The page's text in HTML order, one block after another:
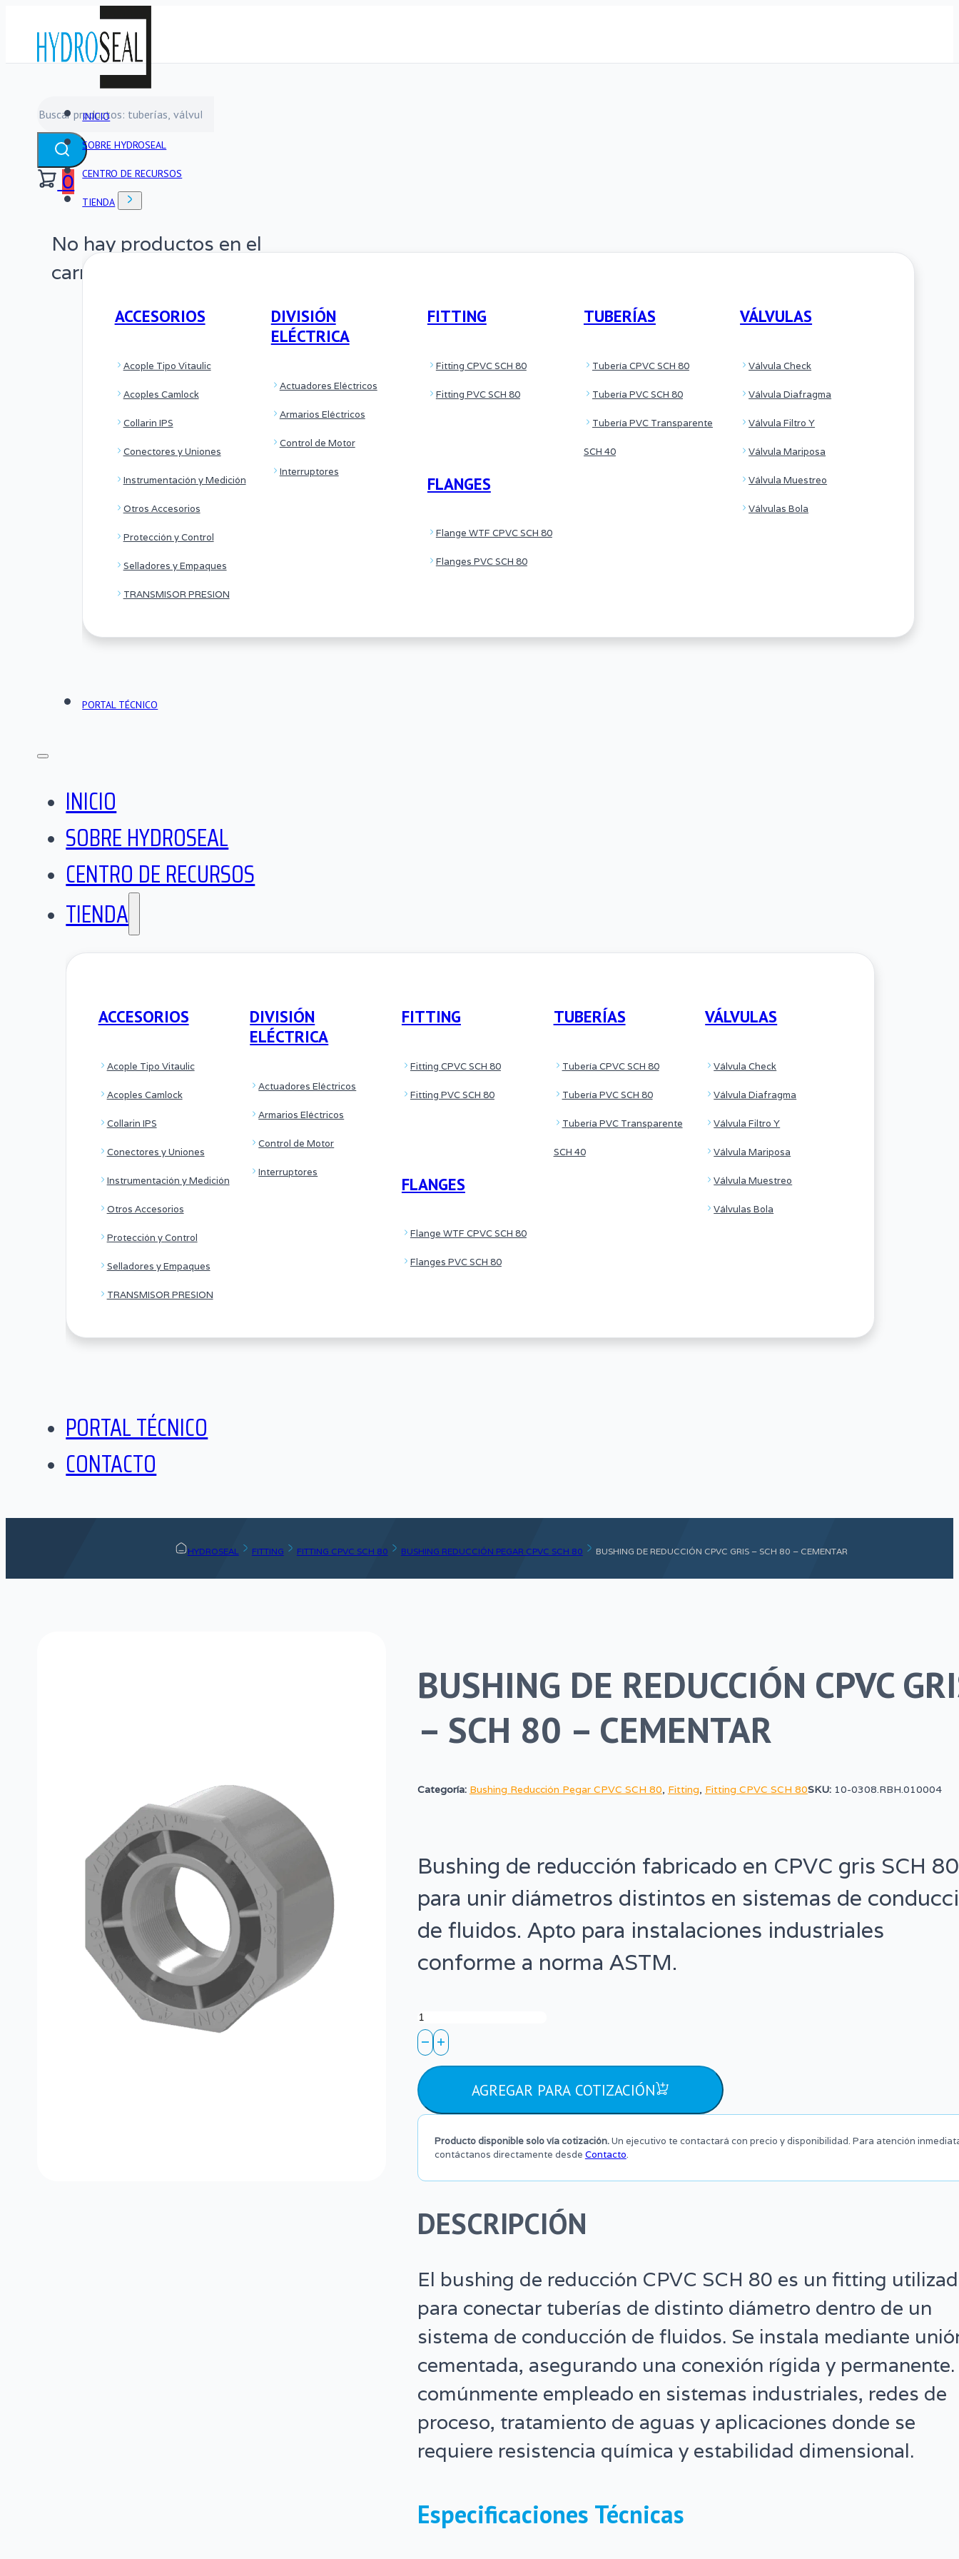
Buscar
0
No hay productos en el
carrito.
INICIO
SOBRE HYDROSEAL
CENTRO DE RECURSOS
TIENDA
ACCESORIOS
Acople Tipo Vitaulic
Acoples Camlock
Collarin IPS
Conectores y Uniones
Instrumentación y Medición
Otros Accesorios
Protección y Control
Selladores y Empaques
TRANSMISOR PRESION
DIVISIÓN
ELÉCTRICA
Actuadores Eléctricos
Armarios Eléctricos
Control de Motor
Interruptores
FITTING
Fitting CPVC SCH 80
Fitting PVC SCH 80
FLANGES
Flange WTF CPVC SCH 80
Flanges PVC SCH 80
TUBERÍAS
Tubería CPVC SCH 80
Tubería PVC SCH 80
Tubería PVC Transparente
SCH 40
VÁLVULAS
Válvula Check
Válvula Diafragma
Válvula Filtro Y
Válvula Mariposa
Válvula Muestreo
Válvulas Bola
PORTAL TÉCNICO
INICIO
SOBRE HYDROSEAL
CENTRO DE RECURSOS
TIENDA
ACCESORIOS
Acople Tipo Vitaulic
Acoples Camlock
Collarin IPS
Conectores y Uniones
Instrumentación y Medición
Otros Accesorios
Protección y Control
Selladores y Empaques
TRANSMISOR PRESION
DIVISIÓN
ELÉCTRICA
Actuadores Eléctricos
Armarios Eléctricos
Control de Motor
Interruptores
FITTING
Fitting CPVC SCH 80
Fitting PVC SCH 80
FLANGES
Flange WTF CPVC SCH 80
Flanges PVC SCH 80
TUBERÍAS
Tubería CPVC SCH 80
Tubería PVC SCH 80
Tubería PVC Transparente
SCH 40
VÁLVULAS
Válvula Check
Válvula Diafragma
Válvula Filtro Y
Válvula Mariposa
Válvula Muestreo
Válvulas Bola
PORTAL TÉCNICO
CONTACTO
HYDROSEAL FITTING FITTING CPVC SCH 80 BUSHING REDUCCIÓN PEGAR CPVC SCH 80 BUSHING DE REDUCCIÓN CPVC GRIS – SCH 80 – CEMENTAR
BUSHING DE REDUCCIÓN CPVC
– SCH 80 – CEMENTAR
Categoría: Bushing Reducción Pegar CPVC SCH 80, Fitting, Fitting CPVC SCH 80SKU: 10-0308.RBH.010004
Bushing de reducción fabricado en CPVC gris SCH 80
para unir diámetros distintos en sistemas de
de fluidos. Apto para instalaciones industriales
conforme a norma ASTM.
Bushing
de
Reducción
CPVC
Gris
SCH
80
–
Cementar
cantidad
AGREGAR PARA COTIZACIÓN
Producto disponible solo vía cotización.Un ejecutivo te contactará con precio y disponibilidad. Para atención
contáctanos directamente desde Contacto.
DESCRIPCIÓN
El bushing de reducción CPVC SCH 80 es un fitting
para conectar tuberías de distinto diámetro dentro de un
sistema de conducción de fluidos. Se instala mediante
cementada, asegurando una conexión rígida y permanente.
comúnmente empleado en sistemas industriales, redes de
proceso, tratamiento de aguas y aplicaciones donde se
requiere resistencia química y estabilidad dimensional.
Especificaciones Técnicas